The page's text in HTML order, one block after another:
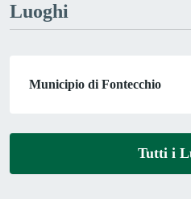
Luoghi
Municipio di Fontecchio
Tutti i